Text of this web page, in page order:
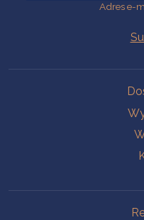
Adres e-